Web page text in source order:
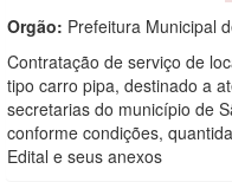
Orgão: Prefeitura Municipal
Contratação de serviço de
tipo carro pipa, destinado a
secretarias do município de
conforme condições,
Edital e seus anexos